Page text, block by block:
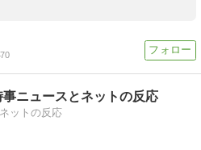
ニュースとネットの反応
ットの反応